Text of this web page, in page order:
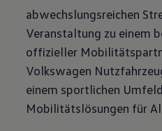
abwechslungsreichen
Veranstaltung zu einem
offizieller
Volkswagen
einem sportlichen
Mobilitätslösungen für